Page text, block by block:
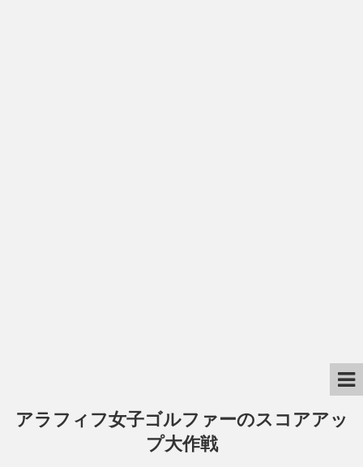
アラフィフ女子ゴルファーのスコアアッ
プ大作戦